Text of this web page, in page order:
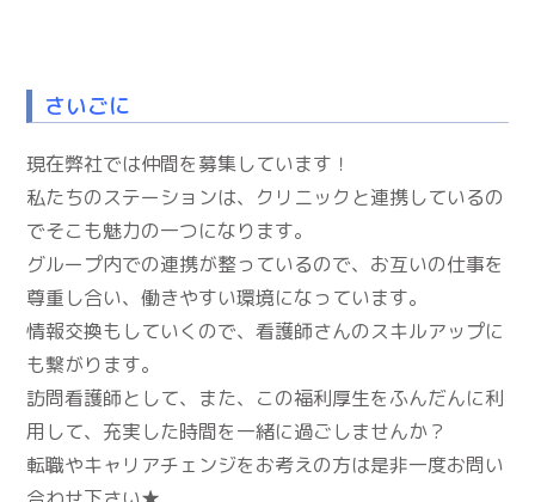
さいごに
現在弊社では仲間を募集しています！
私たちのステーションは、クリニックと連携しているの
でそこも魅力の一つになります。
グループ内での連携が整っているので、お互いの仕事を
尊重し合い、働きやすい環境になっています。
情報交換もしていくので、看護師さんのスキルアップに
も繋がります。
訪問看護師として、また、この福利厚生をふんだんに利
用して、充実した時間を一緒に過ごしませんか？
転職やキャリアチェンジをお考えの方は是非一度お問い